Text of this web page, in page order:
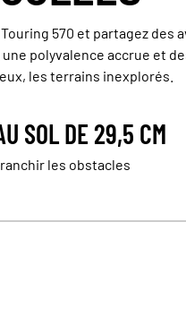
570 et partagez des
polyvalence accrue et
les terrains inexplorés.
SOL DE 29,5 CM
les obstacles